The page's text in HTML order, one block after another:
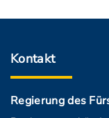
Kontakt
Regierung des